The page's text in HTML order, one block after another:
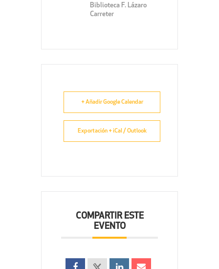
Biblioteca F. Lázaro
Carreter
+ Añadir Google Calendar
Exportación + iCal / Outlook
COMPARTIR ESTE
EVENTO